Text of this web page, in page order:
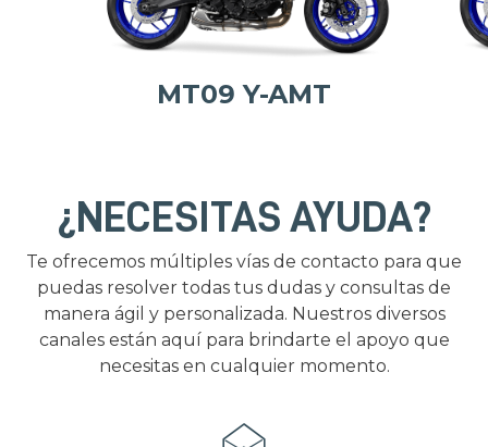
MT09 Y-AMT
¿NECESITAS AYUDA?
Te ofrecemos múltiples vías de contacto para que
puedas resolver todas tus dudas y consultas de
manera ágil y personalizada. Nuestros diversos
canales están aquí para brindarte el apoyo que
necesitas en cualquier momento.